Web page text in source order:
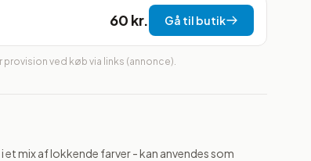
60 kr. Gå til butik
provision ved køb via links (annonce).
mix af lokkende farver - kan anvendes som